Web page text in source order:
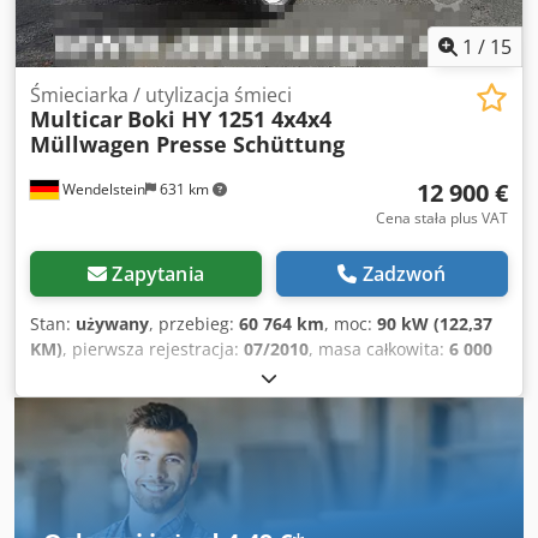
Eshjkr
1 / 15
Wendelstein 631 km
Śmieciarka / utylizacja śmieci
Multicar Boki HY 1251 4x4x4
Müllwagen Presse Schüttung
12 900 €
Cena stała plus VAT
Zapytania Zadzwoń
Stan: używany, przebieg: 60 764 km, moc: 90 kW (122,37
KM), pierwsza rejestracja: 07/2010, masa całkowita: 6 000
, konfiguracja osi:
własna:2 060 kg, typ przekładni:automatyczny, klasa
Euro 4, Rok budowy:
Wyposażenie:ABS, blokada mechanizmu różnicowego,
dodatkowe reflektory, hydraulika, napęd na wszystkie
koła, ogrzewanie postojowe, zaczep do przyczepy
śmieciarka Bokimobil HY1251 4x4x4 Hydrobox-Contex